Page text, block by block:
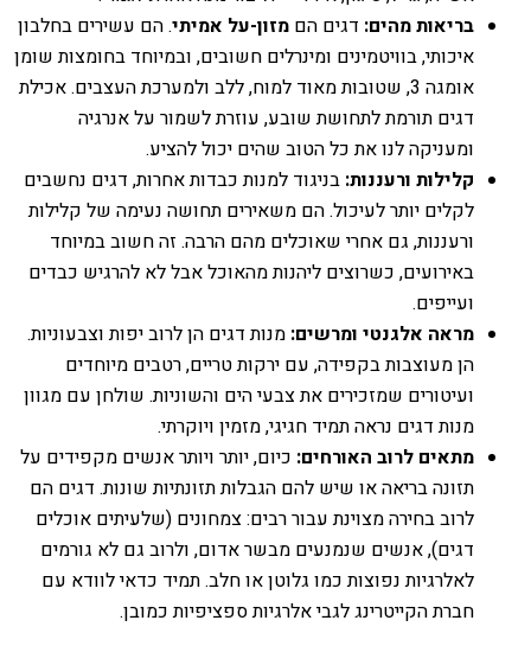
בריאות מהים: דגים הם מזון-על אמיתי. הם עשירים בחלבון
איכותי, בוויטמינים ומינרלים חשובים, ובמיוחד בחומצות שומן
אומגה 3, שטובות מאוד למוח, ללב ולמערכת העצבים. אכילת
דגים תורמת לתחושת שובע, עוזרת לשמור על אנרגיה
ומעניקה לנו את כל הטוב שהים יכול להציע.
קלילות ורעננות: בניגוד למנות כבדות אחרות, דגים נחשבים
לקלים יותר לעיכול. הם משאירים תחושה נעימה של קלילות
ורעננות, גם אחרי שאוכלים מהם הרבה. זה חשוב במיוחד
באירועים, כשרוצים ליהנות מהאוכל אבל לא להרגיש כבדים
ועייפים.
מראה אלגנטי ומרשים: מנות דגים הן לרוב יפות וצבעוניות.
הן מעוצבות בקפידה, עם ירקות טריים, רטבים מיוחדים
ועיטורים שמזכירים את צבעי הים והשוניות. שולחן עם מגוון
מנות דגים נראה תמיד חגיגי, מזמין ויוקרתי.
מתאים לרוב האורחים: כיום, יותר ויותר אנשים מקפידים על
תזונה בריאה או שיש להם הגבלות תזונתיות שונות. דגים הם
לרוב בחירה מצוינת עבור רבים: צמחונים (שלעיתים אוכלים
דגים), אנשים שנמנעים מבשר אדום, ולרוב גם לא גורמים
לאלרגיות נפוצות כמו גלוטן או חלב. תמיד כדאי לוודא עם
חברת הקייטרינג לגבי אלרגיות ספציפיות כמובן.